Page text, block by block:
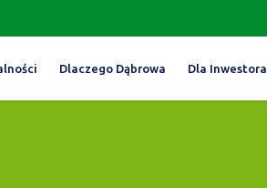
Dlaczego Dąbrowa Dla Inwestora